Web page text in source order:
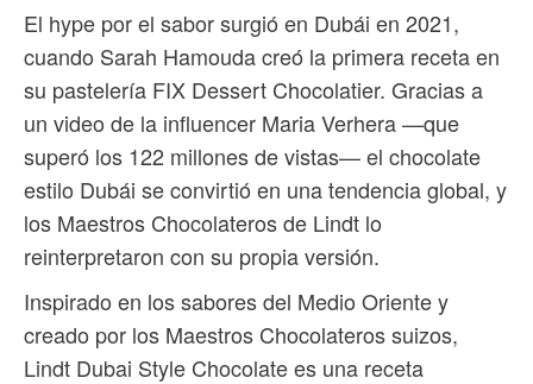
El hype por el sabor surgió en Dubái en 2021,
cuando Sarah Hamouda creó la primera receta en
su pastelería FIX Dessert Chocolatier. Gracias a
un video de la influencer Maria Verhera —que
superó los 122 millones de vistas— el chocolate
estilo Dubái se convirtió en una tendencia global, y
los Maestros Chocolateros de Lindt lo
reinterpretaron con su propia versión.
Inspirado en los sabores del Medio Oriente y
creado por los Maestros Chocolateros suizos,
Lindt Dubai Style Chocolate es una receta